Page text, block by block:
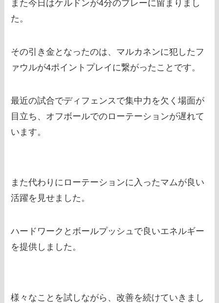
また今日はケルドンが4分のプレーに留まりまし
た。
その引き金となったのは、マルカネンに犯したフ
ァウルが4ポイントプレイに繋がったことです。
最近の試合でディフェンスで集中力を欠く場面が
目立ち、オフボールでのローテーションが遅れて
います。
また代わりにローテーションに入ったマムが良い
活躍を見せました。
ハードワークとボールプッシュで良いエネルギー
を提供しました。
様々なことを試しながら、改善を続けていきまし